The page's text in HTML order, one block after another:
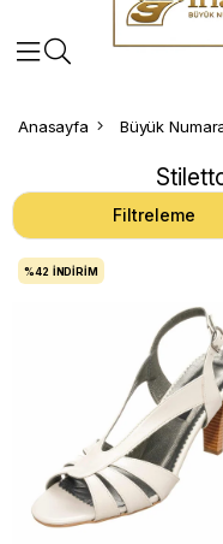
Anasayfa Büyük
Filtreleme
%42 İNDIRIM